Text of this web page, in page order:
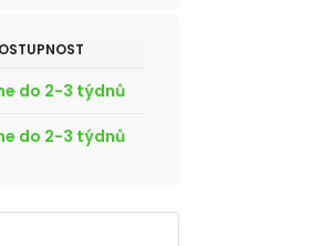
do 2-3 týdnů
do 2-3 týdnů